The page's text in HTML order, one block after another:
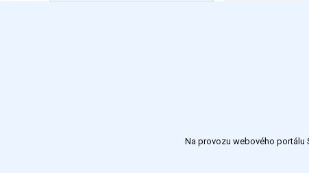
Na provozu webového portálu